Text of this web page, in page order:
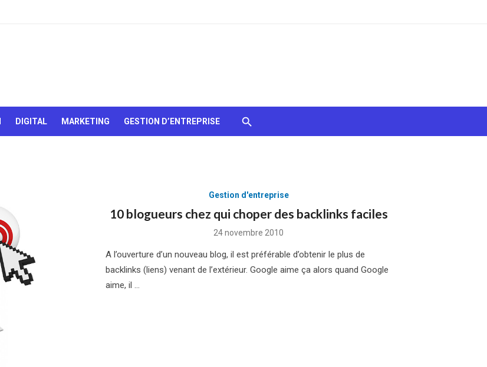
chocolats…
DIGITAL MARKETING GESTION D’ENTREPRISE
Gestion d'entreprise
10 blogueurs chez qui choper des backlinks faciles
Posted
24 novembre 2010
A l’ouverture d’un nouveau blog, il est préférable d’obtenir le plus de
backlinks (liens) venant de l’extérieur. Google aime ça alors quand Google
aime, il …